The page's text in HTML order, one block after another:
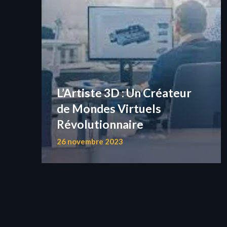
L’Artiste 3D : Un Créateur
de Mondes Virtuels
Révolutionnaire
26 novembre 2023